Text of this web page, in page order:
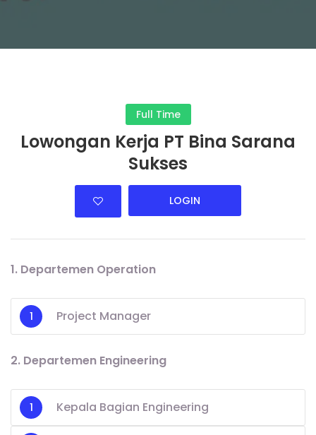
Full Time
Lowongan Kerja PT Bina Sarana
Sukses
LOGIN
1. Departemen Operation
Project Manager
2. Departemen Engineering
Kepala Bagian Engineering